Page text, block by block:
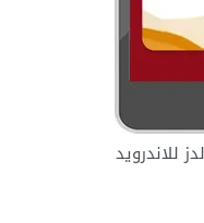
للاندرويد